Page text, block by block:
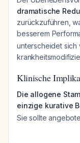
dramatische
zurückzuführen,
besserem
unterscheidet sich
Klinische
Die allogene
einzige kurative
Sie sollte